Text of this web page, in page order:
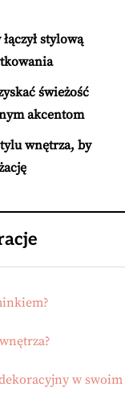
stylową
świeżość
akcentom
wnętrza, by
w swoim